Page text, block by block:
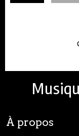
À propos